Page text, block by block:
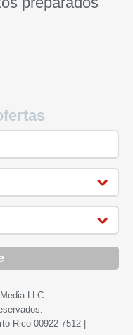
LLC.
Rico 00922-7512 |